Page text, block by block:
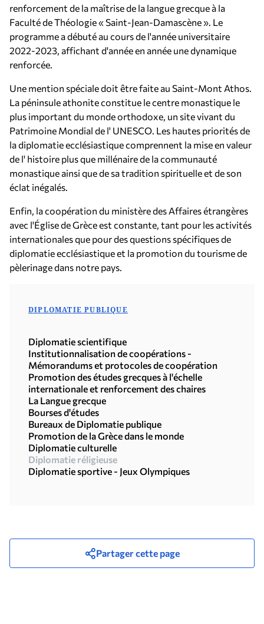
renforcement de la maîtrise de la langue grecque à la
Faculté de Théologie « Saint-Jean-Damascène ». Le
programme a débuté au cours de l'année universitaire
2022-2023, affichant d'année en année une dynamique
renforcée.
Une mention spéciale doit être faite au Saint-Mont Athos.
La péninsule athonite constitue le centre monastique le
plus important du monde orthodoxe, un site vivant du
Patrimoine Mondial de l' UNESCO. Les hautes priorités de
la diplomatie ecclésiastique comprennent la mise en valeur
de l' histoire plus que millénaire de la communauté
monastique ainsi que de sa tradition spirituelle et de son
éclat inégalés.
Enfin, la coopération du ministère des Affaires étrangères
avec l'Église de Grèce est constante, tant pour les activités
internationales que pour des questions spécifiques de
diplomatie ecclésiastique et la promotion du tourisme de
pèlerinage dans notre pays.
DIPLOMATIE PUBLIQUE
Diplomatie scientifique
Institutionnalisation de coopérations -
Mémorandums et protocoles de coopération
Promotion des études grecques à l'échelle
internationale et renforcement des chaires
La Langue grecque
Bourses d'études
Bureaux de Diplomatie publique
Promotion de la Grèce dans le monde
Diplomatie culturelle
Diplomatie réligieuse
Diplomatie sportive - Jeux Olympiques
Partager cette page